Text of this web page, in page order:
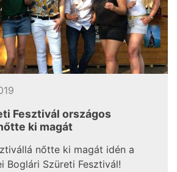
Fesztivál országos
ki magát
nőtte ki magát idén a
Boglári Szüreti Fesztivál!